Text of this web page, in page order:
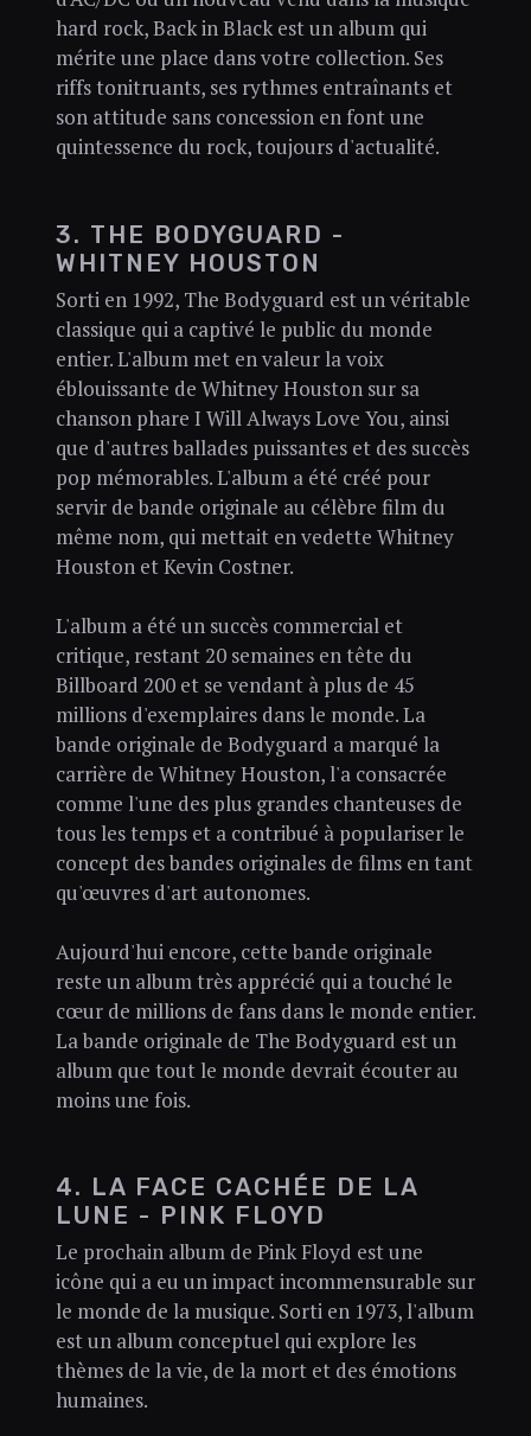
hard rock, Back in Black est un album qui
mérite une place dans votre collection. Ses
riffs tonitruants, ses rythmes entraînants et
son attitude sans concession en font une
quintessence du rock, toujours d'actualité.
3. THE BODYGUARD -
WHITNEY HOUSTON
Sorti en 1992, The Bodyguard est un véritable
classique qui a captivé le public du monde
entier. L'album met en valeur la voix
éblouissante de Whitney Houston sur sa
chanson phare I Will Always Love You, ainsi
que d'autres ballades puissantes et des succès
pop mémorables. L'album a été créé pour
servir de bande originale au célèbre film du
même nom, qui mettait en vedette Whitney
Houston et Kevin Costner.
L'album a été un succès commercial et
critique, restant 20 semaines en tête du
Billboard 200 et se vendant à plus de 45
millions d'exemplaires dans le monde. La
bande originale de Bodyguard a marqué la
carrière de Whitney Houston, l'a consacrée
comme l'une des plus grandes chanteuses de
tous les temps et a contribué à populariser le
concept des bandes originales de films en tant
qu'œuvres d'art autonomes.
Aujourd'hui encore, cette bande originale
reste un album très apprécié qui a touché le
cœur de millions de fans dans le monde entier.
La bande originale de The Bodyguard est un
album que tout le monde devrait écouter au
moins une fois.
4. LA FACE CACHÉE DE LA
LUNE - PINK FLOYD
Le prochain album de Pink Floyd est une
icône qui a eu un impact incommensurable sur
le monde de la musique. Sorti en 1973, l'album
est un album conceptuel qui explore les
thèmes de la vie, de la mort et des émotions
humaines.